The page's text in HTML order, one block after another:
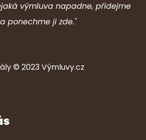
výmluva napadne, přidejme
ponechme ji zde."
© 2023Výmluvy.cz